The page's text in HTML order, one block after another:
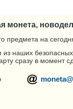
монета, новодел
предмета на
из наших
сразу в момент